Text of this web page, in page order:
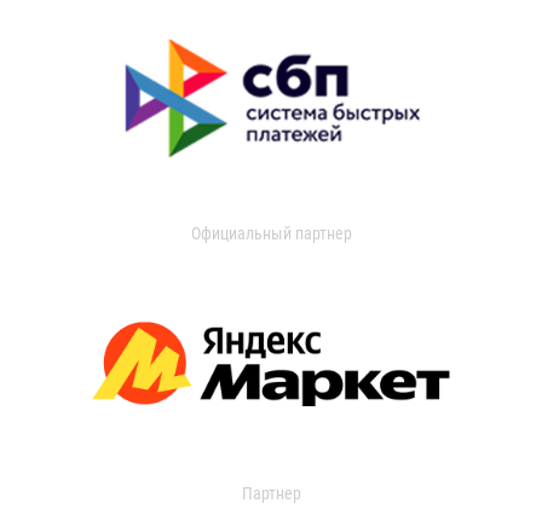
Официальный партнер
Партнер